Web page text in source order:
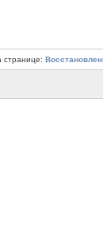
странице: